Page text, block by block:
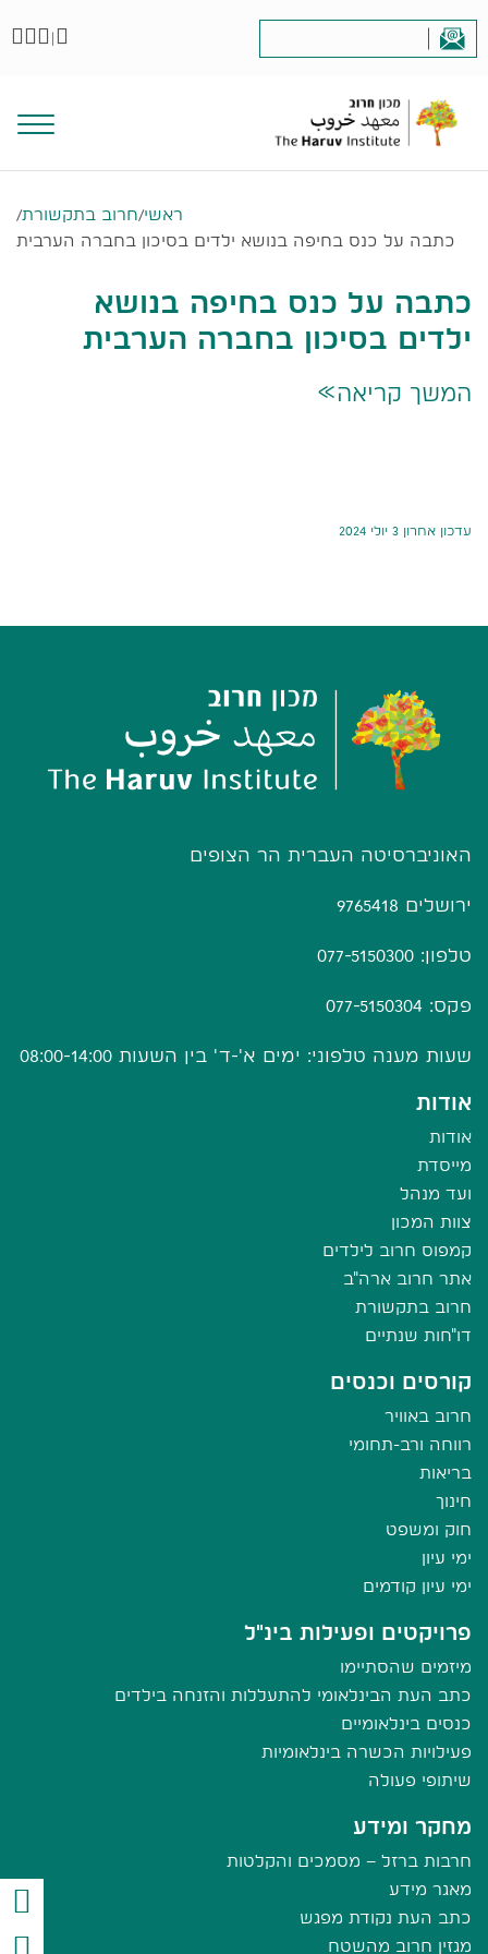
|
ראשי/חרוב בתקשורת/
כתבה על כנס בחיפה בנושא ילדים בסיכון בחברה הערבית
כתבה על כנס בחיפה בנושא
ילדים בסיכון בחברה הערבית
המשך קריאה >>
עדכון אחרון 3 יולי 2024
האוניברסיטה העברית הר הצופים
ירושלים 9765418
טלפון: 077-5150300
פקס: 077-5150304
שעות מענה טלפוני: ימים א'-ד' בין השעות 08:00-14:00
אודות
אודות
מייסדת
ועד מנהל
צוות המכון
קמפוס חרוב לילדים
אתר חרוב ארה"ב
חרוב בתקשורת
דו"חות שנתיים
קורסים וכנסים
חרוב באוויר
רווחה ורב-תחומי
בריאות
חינוך
חוק ומשפט
ימי עיון
ימי עיון קודמים
פרויקטים ופעילות בינ"ל
מיזמים שהסתיימו
כתב העת הבינלאומי להתעללות והזנחה בילדים
כנסים בינלאומיים
פעילויות הכשרה בינלאומיות
שיתופי פעולה
מחקר ומידע
חרבות ברזל – מסמכים והקלטות
מאגר מידע
כתב העת נקודת מפגש
מגזין חרוב מהשטח